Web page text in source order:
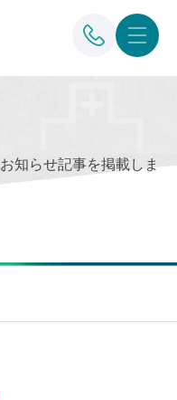
知らせ記事を掲載しま